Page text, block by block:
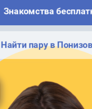
Знакомства
Найти пару в